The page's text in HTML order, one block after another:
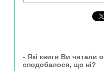
- Які книги Ви читали
сподобалося, що ні?